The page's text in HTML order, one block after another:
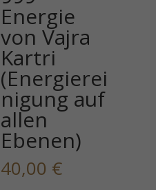
Energie
von Vajra
Kartri
(Energierei
nigung auf
allen
Ebenen)
40,00 €